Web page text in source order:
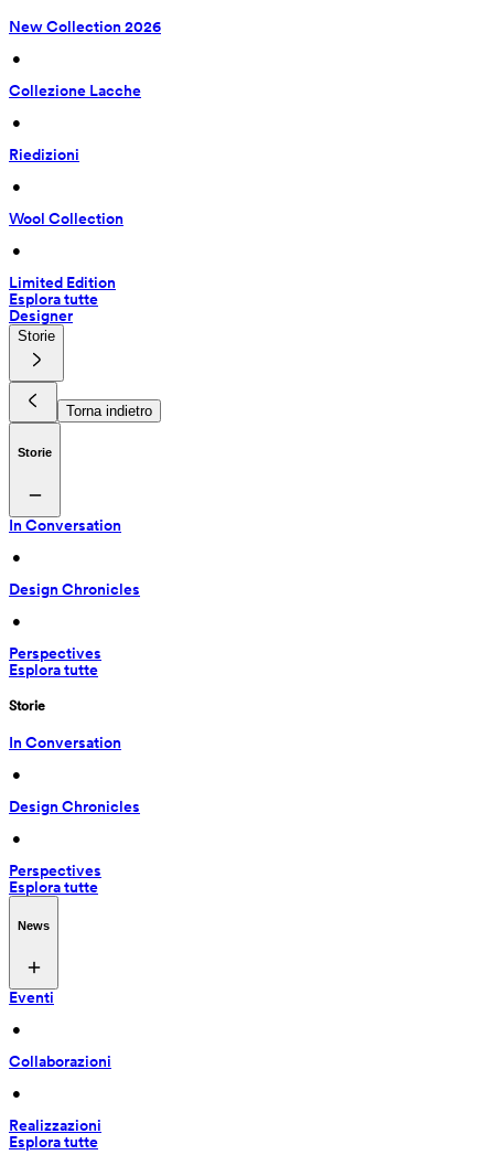
New Collection 2026
•
Collezione Lacche
•
Riedizioni
•
Wool Collection
•
Limited Edition
Esplora tutte
Designer
Storie
Torna indietro
Storie
In Conversation
•
Design Chronicles
•
Perspectives
Esplora tutte
Storie
In Conversation
•
Design Chronicles
•
Perspectives
Esplora tutte
News
Eventi
•
Collaborazioni
•
Realizzazioni
Esplora tutte